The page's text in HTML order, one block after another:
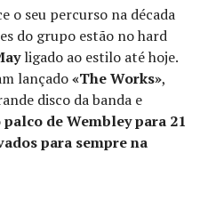
o seu percurso na década
do grupo estão no hard
ligado ao estilo até hoje.
lançado«The Works»,
disco da banda e
de Wembley para 21
para sempre na